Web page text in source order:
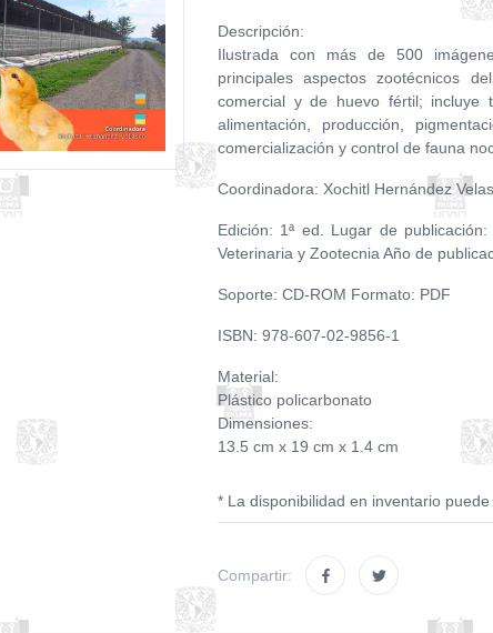
Descripción:
Ilustrada con más de 500
principales aspectos zootécnicos
comercial y de huevo fértil; incluye
alimentación, producción,
comercialización y control de fauna
Coordinadora: Xochitl Hernández
Edición: 1ª ed. Lugar de
Veterinaria y Zootecnia Año de
Soporte: CD-ROM Formato: PDF
ISBN: 978-607-02-9856-1
Material:
Plástico policarbonato
Dimensiones:
13.5 cm x 19 cm x 1.4 cm
* La disponibilidad en inventario
Compartir: